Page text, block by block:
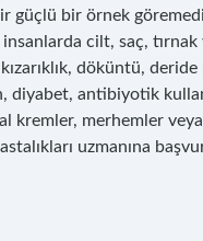
güçlü bir örnek
insanlarda cilt, saç,
kızarıklık, döküntü,
antibiyotik
kremler, merhemler
uzmanına